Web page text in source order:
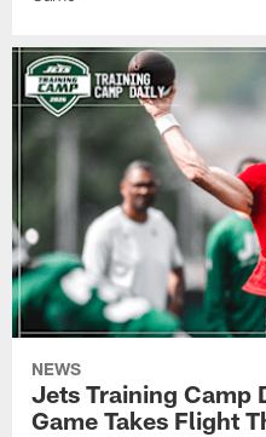
NEWS
Jets Training Camp
Game Takes Flight